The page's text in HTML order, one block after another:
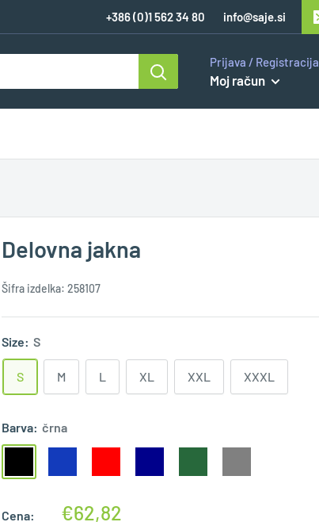
+386 (0)1 562 34 80 info@saje.si
Prijava / Registracija
Moj račun
Delovna jakna
Šifra izdelka: 258107
Size: S
S M L XL XXL XXXL
Barva: črna
Cena: €62,82